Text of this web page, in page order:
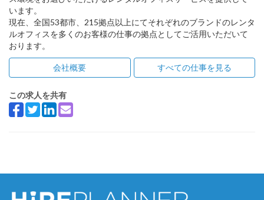
います。
現在、全国53都市、215拠点以上にてそれぞれのブランドのレンタ
ルオフィスを多くのお客様の仕事の拠点としてご活用いただいて
おります。
会社概要 すべての仕事を見る
この求人を共有